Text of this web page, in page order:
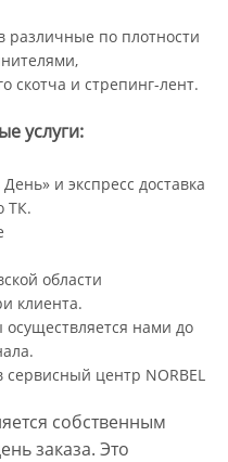
различные по плотности
скотча и стрепинг-лент.
услуги:
и экспресс доставка
ТК.
области
клиента.
осуществляется нами до
сервисный центр NORBEL
собственным
заказа. Это